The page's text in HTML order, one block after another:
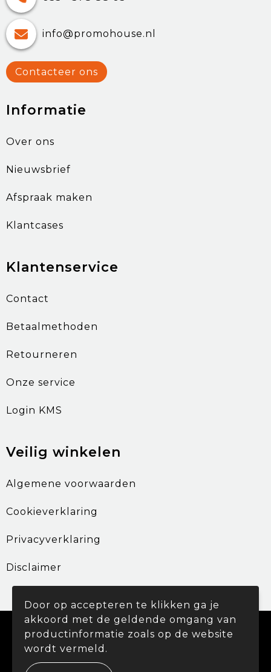
info@promohouse.nl
Contacteer ons
Informatie
Over ons
Nieuwsbrief
Afspraak maken
Klantcases
Klantenservice
Contact
Betaalmethoden
Retourneren
Onze service
Login KMS
Veilig winkelen
Algemene voorwaarden
Cookieverklaring
Privacyverklaring
Disclaimer
© Copyright Promohouse 2024
Door op accepteren te klikken ga je
akkoord met de geldende omgang van
productinformatie zoals op de website
wordt vermeld.